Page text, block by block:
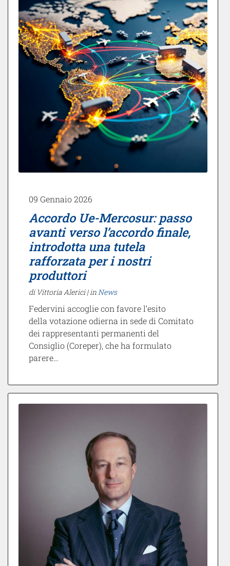
09 Gennaio 2026
Accordo Ue-Mercosur: passo
avanti verso l’accordo finale,
introdotta una tutela
rafforzata per i nostri
produttori
di Vittoria Alerici |inNews
Federvini accoglie con favore l’esito
della votazione odierna in sede di Comitato
dei rappresentanti permanenti del
Consiglio (Coreper), che ha formulato
parere…